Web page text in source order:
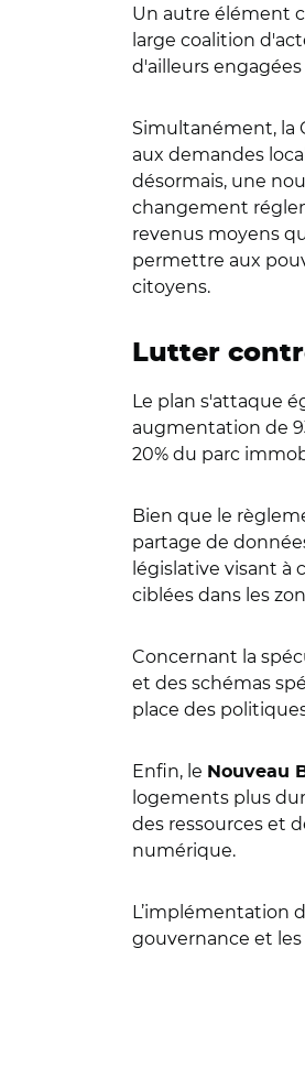
Un autre élément
large coalition
d'ailleurs
Simultanément, la
aux demandes
désormais, une
changement
revenus moyens
permettre aux
citoyens.
Lutter
Le plan s'attaque
augmentation de
20% du parc
Bien que le
partage de
législative visant à
ciblées dans les
Concernant la
et des schémas
place des
Enfin, le Nouveau
logements plus
des ressources et
numérique.
L’implémentation
gouvernance et